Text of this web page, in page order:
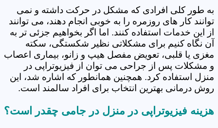
به طور کلی افرادی که مشکل در حرکت داشته و نمی
توانند کار های روزمره را به خوبی انجام دهند، می توانند
از این خدمات استفاده کنند. اما اگر بخواهیم جزئی تر به
آن نگاه کنیم برای مشکلاتی نظیر شکستگی، سکته
مغزی یا قلبی، تعویض مفصل هیپ و زانو، بیماری اعصاب
و مشکلات پس از جراحی می توان از فیزیوتراپی در
منزل استفاده کرد. همچنین همانطور که اشاره شد، این
روش درمانی بهترین انتخاب برای افراد سالمند است.
هزینه فیزیوتراپی در منزل در جامی چقدر است؟